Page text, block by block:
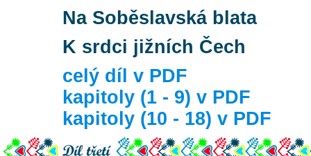
Na Soběslavská blata
K srdci jižních Čech
celý díl v PDF
kapitoly (1 - 9) v PDF
kapitoly (10 - 18) v PDF